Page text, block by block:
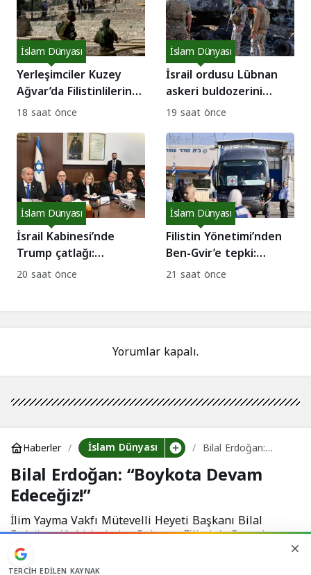
Yerleşimciler Kuzey
Ağvar’da Filistinlilerin
evlerine saldırdı!
İslam Dünyası
18 saat önce
İsrail ordusu Lübnan
askeri buldozerini
hedef aldı: 1 asker
İslam Dünyası
19 saat önce
İsrail Kabinesi’nde
Trump çatlağı:
Saldırılara devam
İslam Dünyası
20 saat önce
Filistin Yönetimi’nden
Ben-Gvir’e tepki:
Kızılhaç yasağına
İslam Dünyası
21 saat önce
Yorumlar kapalı.
Haberler İslam Dünyası
Bilal Erdoğan:
“Boykota Devam
Edeceğiz!”
Bilal Erdoğan: “Boykota Devam
Edeceğiz!”
İlim Yayma Vakfı Mütevelli Heyeti Başkanı Bilal
Erdoğan, 'Şehitlerimize Rahmet, Filistin'e Destek,
İsrail'e Lanet' Buluşması'nda konuştu
TERCIH EDILEN KAYNAK